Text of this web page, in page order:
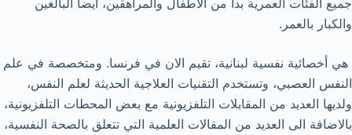
والكبار بالعمر.
هي أخصائية نفسية لبنانية، تقيم الان في فرنسا. ومتخصصة في علم
النفس العصبي، وتستخدم التقنيات العلاجية الحديثة لعلم النفس،
ولديها العديد من المقابلات التلفزيونية مع بعض المحطات التلفزيونية،
بالاضافة الى العديد من المقالات العلمية التي تتعلق بالصحة النفسية،